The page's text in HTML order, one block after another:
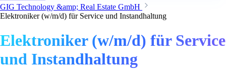
GIG Technology &amp; Real Estate GmbH
Elektroniker (w/m/d) für Service und Instandhaltung
Elektroniker (w/m/d) für Service
und Instandhaltung